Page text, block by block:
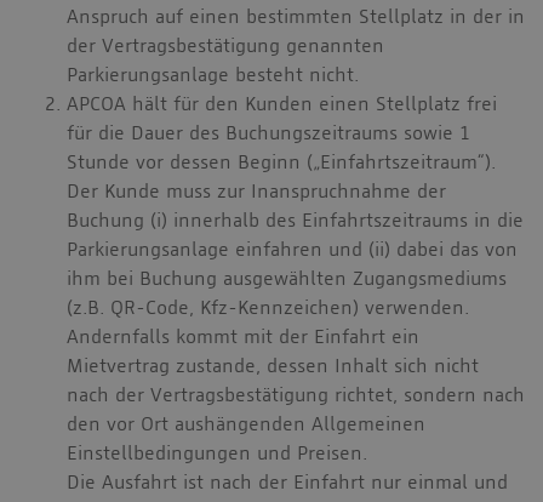
Anspruch auf einen bestimmten Stellplatz in der in
der Vertragsbestätigung genannten
Parkierungsanlage besteht nicht.
APCOA hält für den Kunden einen Stellplatz frei
für die Dauer des Buchungszeitraums sowie 1
Stunde vor dessen Beginn („Einfahrtszeitraum“).
Der Kunde muss zur Inanspruchnahme der
Buchung (i) innerhalb des Einfahrtszeitraums in die
Parkierungsanlage einfahren und (ii) dabei das von
ihm bei Buchung ausgewählten Zugangsmediums
(z.B. QR-Code, Kfz-Kennzeichen) verwenden.
Andernfalls kommt mit der Einfahrt ein
Mietvertrag zustande, dessen Inhalt sich nicht
nach der Vertragsbestätigung richtet, sondern nach
den vor Ort aushängenden Allgemeinen
Einstellbedingungen und Preisen.
Die Ausfahrt ist nach der Einfahrt nur einmal und